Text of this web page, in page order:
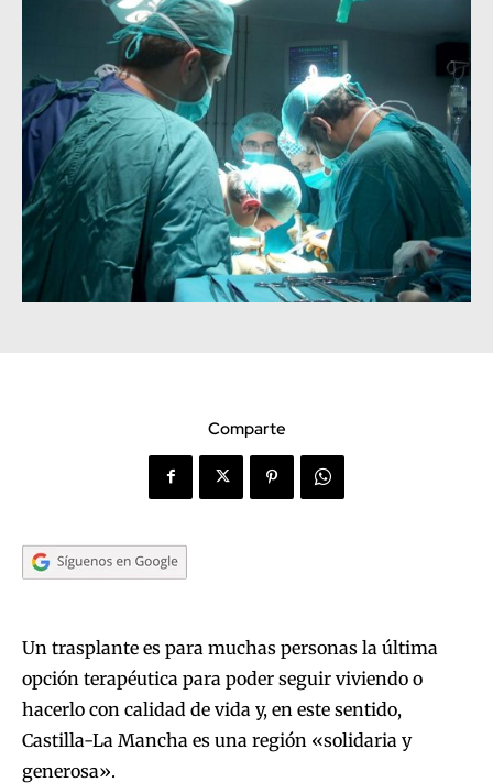
Comparte
Un trasplante es para muchas personas la última
opción terapéutica para poder seguir viviendo o
hacerlo con calidad de vida y, en este sentido,
Castilla-La Mancha es una región «solidaria y
generosa».